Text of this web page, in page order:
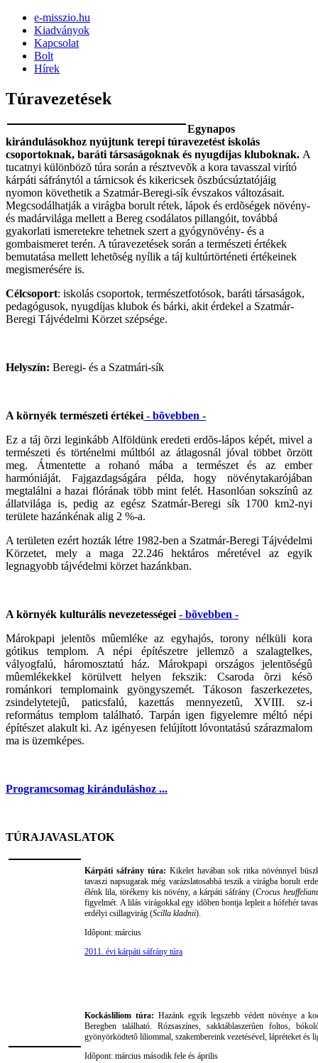
e-misszio.hu
Kiadványok
Kapcsolat
Bolt
Hírek
Túravezetések
Egynapos
kirándulásokhoz nyújtunk terepi túravezetést iskolás
csoportoknak, baráti társaságoknak és nyugdíjas kluboknak. A
tucatnyi különbözõ túra során a résztvevõk a kora tavasszal virító
kárpáti sáfránytól a tárnicsok és kikericsek õszbúcsúztatójáig
nyomon követhetik a Szatmár-Beregi-sík évszakos változásait.
Megcsodálhatják a virágba borult rétek, lápok és erdõségek növény-
és madárvilága mellett a Bereg csodálatos pillangóit, továbbá
gyakorlati ismeretekre tehetnek szert a gyógynövény- és a
gombaismeret terén. A túravezetések során a természeti értékek
bemutatása mellett lehetõség nyílik a táj kultúrtörténeti értékeinek
megismerésére is.
Célcsoport: iskolás csoportok, természetfotósok, baráti társaságok,
pedagógusok, nyugdíjas klubok és bárki, akit érdekel a Szatmár-
Beregi Tájvédelmi Körzet szépsége.
Helyszín: Beregi- és a Szatmári-sík
A környék természeti értékei - bõvebben -
Ez a táj õrzi leginkább Alföldünk eredeti erdõs-lápos képét, mivel a
természeti és történelmi múltból az átlagosnál jóval többet õrzött
meg. Átmentette a rohanó mába a természet és az ember
harmóniáját. Fajgazdagságára példa, hogy növénytakarójában
megtalálni a hazai flórának több mint felét. Hasonlóan sokszínû az
állatvilága is, pedig az egész Szatmár-Beregi sík 1700 km2-nyi
területe hazánkénak alig 2 %-a.
A területen ezért hozták létre 1982-ben a Szatmár-Beregi Tájvédelmi
Körzetet, mely a maga 22.246 hektáros méretével az egyik
legnagyobb tájvédelmi körzet hazánkban.
A környék kulturális nevezetességei - bõvebben -
Márokpapi jelentõs mûemléke az egyhajós, torony nélküli kora
gótikus templom. A népi építészetre jellemzõ a szalagtelkes,
vályogfalú, háromosztatú ház. Márokpapi országos jelentõségû
mûemlékekkel körülvett helyen fekszik: Csaroda õrzi késõ
románkori templomaink gyöngyszemét. Tákoson faszerkezetes,
zsindelytetejû, paticsfalú, kazettás mennyezetû, XVIII. sz-i
református templom található. Tarpán igen figyelemre méltó népi
építészet alakult ki. Az igényesen felújított lóvontatású szárazmalom
ma is üzemképes.
Programcsomag kiránduláshoz ...
TÚRAJAVASLATOK
Kárpáti sáfrány túra: Kikelet havában sok ritka növénnyel
tavaszi napsugarak még varázslatosabbá teszik a virágba borult
élénk lila, törékeny kis növény, a kárpáti sáfrány (Crocus
figyelmét. A lilás virágokkal egy idõben bontja lepleit a hófehér
erdélyi csillagvirág (Scilla kladnii).
Idõpont: március
2011. évi kárpáti sáfrány túra
Kockásliliom túra: Hazánk egyik legszebb védett növénye a
Beregben található. Rózsaszínes, sakktáblaszerûen foltos,
gyönyörködtetõ liliommal, szakembereink vezetésével, lápréteket és
Idõpont: március második fele és április